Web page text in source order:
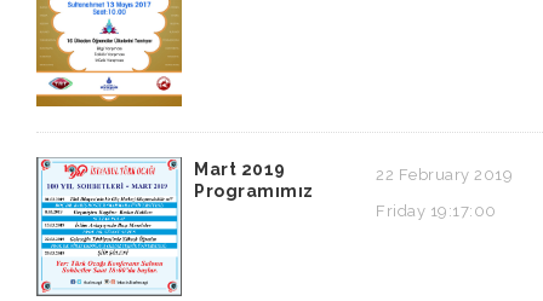
Mart 2019
Programımız
22 February 2019
Friday 19:17:00